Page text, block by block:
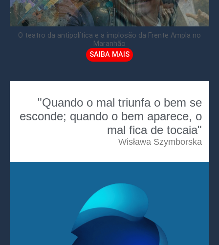
O teatro da antipolítica e a implosão da Frente Ampla no
Maranhão
SAIBA MAIS
"Quando o mal triunfa o bem se
esconde; quando o bem aparece, o
mal fica de tocaia"
Wisława Szymborska